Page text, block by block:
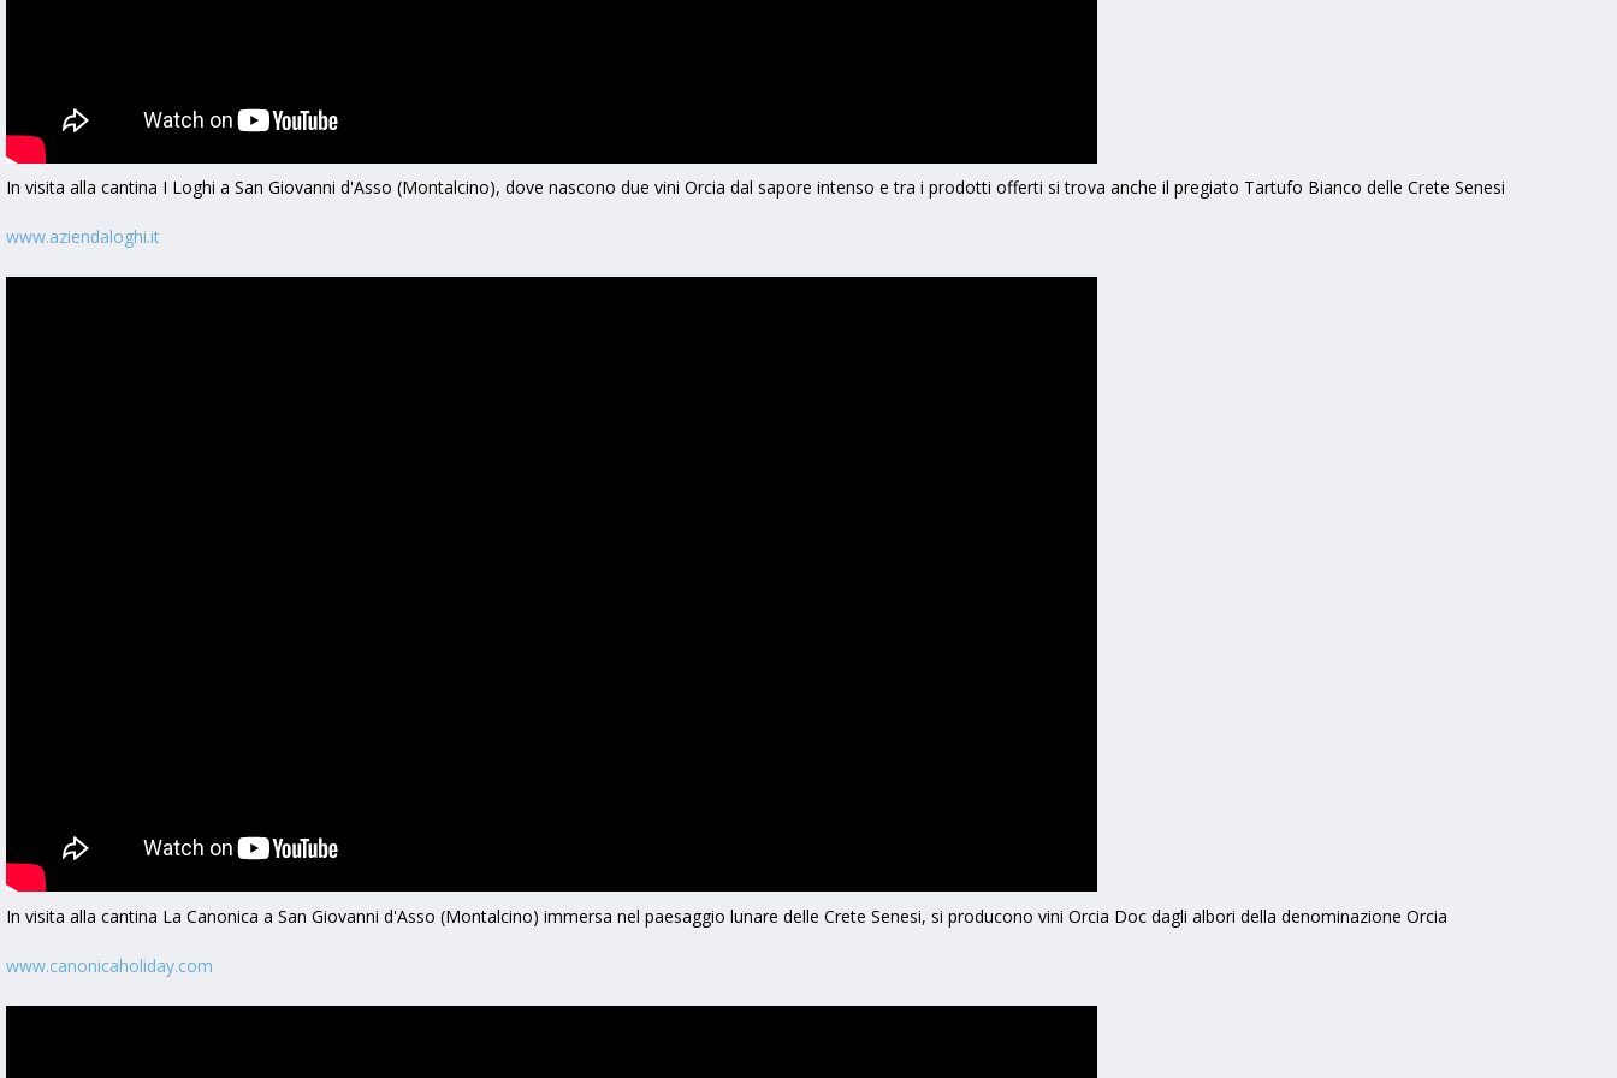
In visita alla cantina I Loghi a San Giovanni d'Asso (Montalcino), dove nascono due vini Orcia dal sapore intenso e tra i prodotti offerti si trova anche il pregiato Tartufo Bianco delle Crete Senesi
www.aziendaloghi.it
In visita alla cantina La Canonica a San Giovanni d'Asso (Montalcino) immersa nel paesaggio lunare delle Crete Senesi, si producono vini Orcia Doc dagli albori della denominazione Orcia
www.canonicaholiday.com